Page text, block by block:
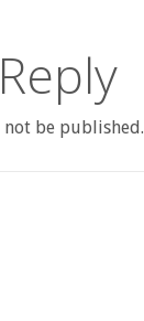
be published.